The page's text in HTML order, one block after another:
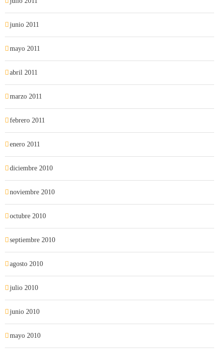
junio 2011
mayo 2011
abril 2011
marzo 2011
febrero 2011
enero 2011
diciembre 2010
noviembre 2010
octubre 2010
septiembre 2010
agosto 2010
julio 2010
junio 2010
mayo 2010